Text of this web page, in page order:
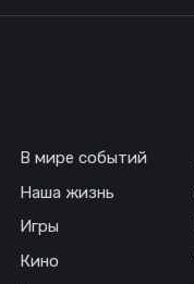
В мире событий
Наша жизнь
Игры
Кино